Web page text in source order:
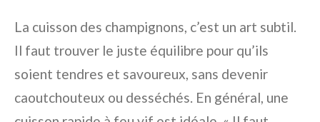
La cuisson des champignons, c’est un art subtil.
Il faut trouver le juste équilibre pour qu’ils
soient tendres et savoureux, sans devenir
caoutchouteux ou desséchés. En général, une